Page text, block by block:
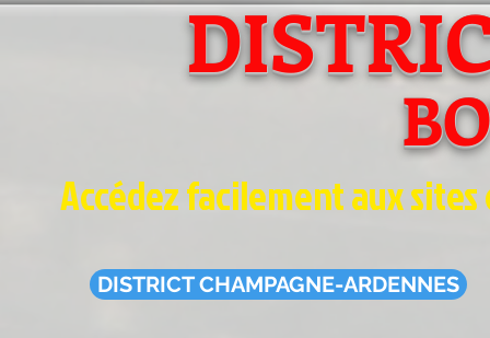
Accédez facilement aux
DISTRICT CHAMPAGNE-ARDENNES